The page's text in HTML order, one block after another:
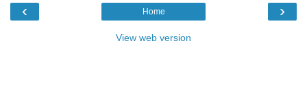
‹ ›
Home
View web version